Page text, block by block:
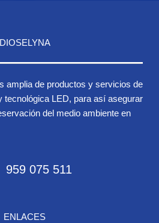
DIOSELYNA
amplia de productos y servicios de
tecnológica LED, para así asegurar
del medio ambiente en
959 075 511
ENLACES